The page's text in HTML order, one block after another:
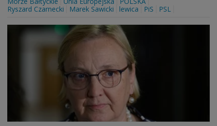
Ryszard Czarnecki
Marek Sawicki lewica PiS PSL